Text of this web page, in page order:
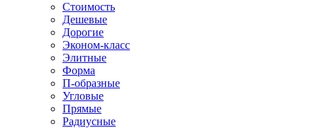
Стоимость
Дешевые
Дорогие
Эконом-класс
Элитные
Форма
П-образные
Угловые
Прямые
Радиусные